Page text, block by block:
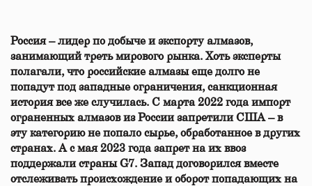
Россия – лидер по добыче и экспорту алмазов,
занимающий треть мирового рынка. Хоть эксперты
полагали, что российские алмазы еще долго не
попадут под западные ограничения, санкционная
история все же случилась. С марта 2022 года импорт
ограненных алмазов из России запретили США – в
эту категорию не попало сырье, обработанное в других
странах. А с мая 2023 года запрет на их ввоз
поддержали страны G7. Запад договорился вместе
отслеживать происхождение и оборот попадающих на